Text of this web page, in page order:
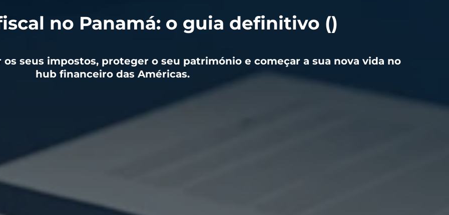
no Panamá: o guia definitivo ()
seus impostos, proteger o seu património e começar a sua nova vida no
hub financeiro das Américas.